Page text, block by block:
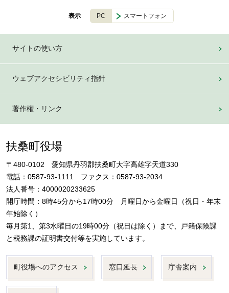
表示 PC スマートフォン
サイトの使い方
ウェブアクセシビリティ指針
著作権・リンク
扶桑町役場
〒480-0102 愛知県丹羽郡扶桑町大字高雄字天道330
電話：0587-93-1111 ファクス：0587-93-2034
法人番号：4000020233625
開庁時間：8時45分から17時00分 月曜日から金曜日（祝日・年末
年始除く）
毎月第1、第3水曜日の19時00分（祝日は除く）まで、戸籍保険課
と税務課の証明書交付等を実施しています。
町役場へのアクセス 窓口延長 庁舎案内